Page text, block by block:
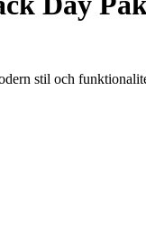
stil och